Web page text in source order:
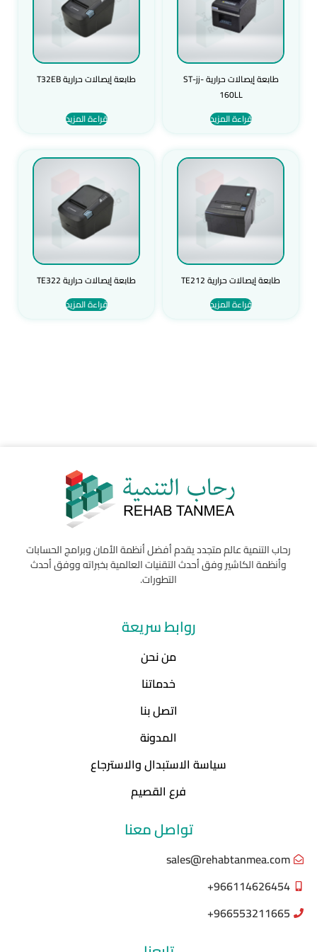
طابعة إيصالات حرارية ST-jj-
160LL
قراءة المزيد
طابعة إيصالات حرارية T32EB
قراءة المزيد
طابعة إيصالات حرارية TE212
قراءة المزيد
طابعة إيصالات حرارية TE322
قراءة المزيد
رحاب التنمية عالم متجدد يقدم أفضل أنظمة الأمان وبرامج الحسابات
وأنظمة الكاشير وفق أحدث التقنيات العالمية بخبراته ووفق أحدث
التطورات.
روابط سريعة
من نحن
خدماتنا
اتصل بنا
المدونة
سياسة الاستبدال والاسترجاع
فرع القصيم
تواصل معنا
sales@rehabtanmea.com
966114626454+
966553211665+